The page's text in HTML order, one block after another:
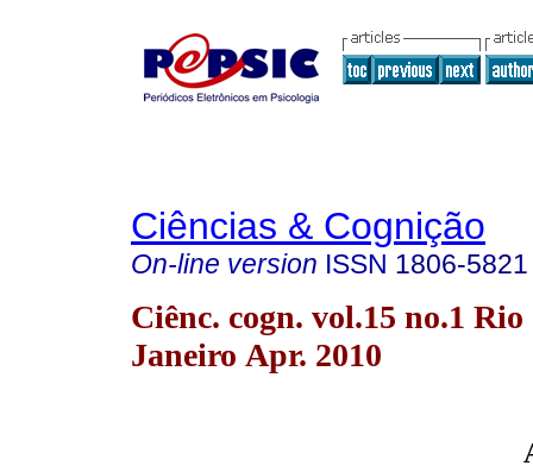
Ciências & Cognição
On-line version ISSN 1806-5821
Ciênc. cogn. vol.15 no.1 Rio
Janeiro Apr. 2010